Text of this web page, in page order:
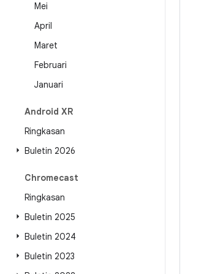
Mei
April
Maret
Februari
Januari
Android XR
Ringkasan
Buletin 2026
Chromecast
Ringkasan
Buletin 2025
Buletin 2024
Buletin 2023